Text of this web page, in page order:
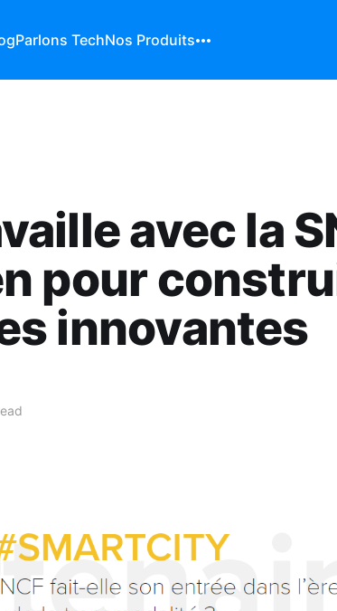
Parlons TechNos Produits
avec la
pour
innovantes